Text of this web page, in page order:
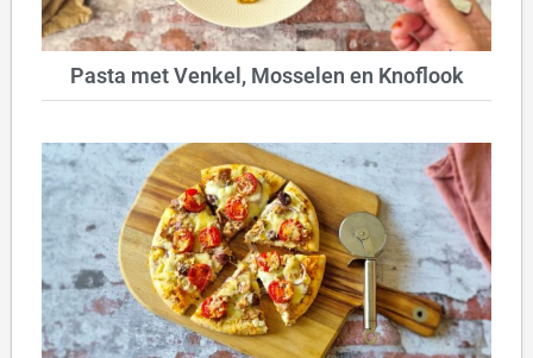
Pasta met Venkel, Mosselen en Knoflook